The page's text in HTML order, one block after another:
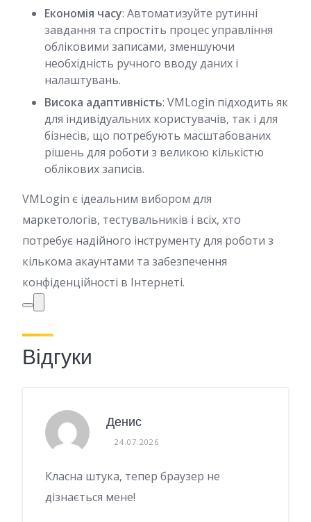
Економія часу: Автоматизуйте рутинні
завдання та спростіть процес управління
обліковими записами, зменшуючи
необхідність ручного вводу даних і
налаштувань.
Висока адаптивність: VMLogin підходить як
для індивідуальних користувачів, так і для
бізнесів, що потребують масштабованих
рішень для роботи з великою кількістю
облікових записів.
VMLogin є ідеальним вибором для
маркетологів, тестувальників і всіх, хто
потребує надійного інструменту для роботи з
кількома акаунтами та забезпечення
конфіденційності в Інтернеті.
Відгуки
Денис
24.07.2026
Класна штука, тепер браузер не
дізнається мене!